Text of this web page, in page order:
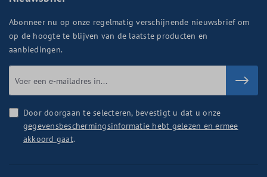
Abonneer nu op onze regelmatig verschijnende nieuwsbrief om
op de hoogte te blijven van de laatste producten en
aanbiedingen.
Door doorgaan te selecteren, bevestigt u dat u onze
gegevensbeschermingsinformatie hebt gelezen en ermee
akkoord gaat.